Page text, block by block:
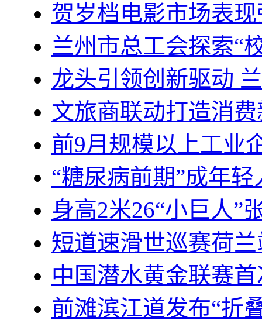
贺岁档电影市场表
兰州市总工会探索“
龙头引领创新驱动
文旅商联动打造消
前9月规模以上工业
“糖尿病前期”成年
身高2米26“小巨人”
短道速滑世巡赛荷
中国潜水黄金联赛
前滩滨江道发布“折